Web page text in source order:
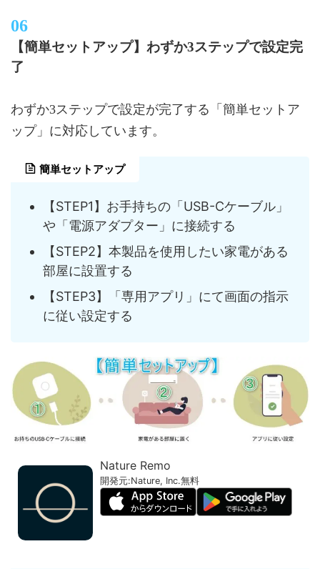
【簡単セットアップ】わずか3ステップで設定完
了
わずか3ステップで設定が完了する「簡単セットア
ップ」に対応しています。
簡単セットアップ
【STEP1】お手持ちの「USB-Cケーブル」
や「電源アダプター」に接続する
【STEP2】本製品を使用したい家電がある
部屋に設置する
【STEP3】「専用アプリ」にて画面の指示
に従い設定する
Nature Remo
開発元:Nature, Inc.無料